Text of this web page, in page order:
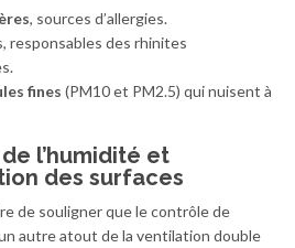
, sources d’allergies.
responsables des rhinites
fines (PM10 et PM2.5) qui nuisent à
l’humidité et
des surfaces
de souligner que le contrôle de
autre atout de la ventilation double